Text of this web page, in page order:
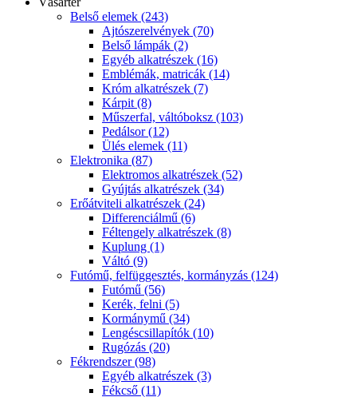
Belső elemek (243)
Ajtószerelvények (70)
Belső lámpák (2)
Egyéb alkatrészek (16)
Emblémák, matricák (14)
Króm alkatrészek (7)
Kárpit (8)
Műszerfal, váltóboksz (103)
Pedálsor (12)
Ülés elemek (11)
Elektronika (87)
Elektromos alkatrészek (52)
Gyújtás alkatrészek (34)
Erőátviteli alkatrészek (24)
Differenciálmű (6)
Féltengely alkatrészek (8)
Kuplung (1)
Váltó (9)
Futómű, felfüggesztés, kormányzás (124)
Futómű (56)
Kerék, felni (5)
Kormánymű (34)
Lengéscsillapítók (10)
Rugózás (20)
Fékrendszer (98)
Egyéb alkatrészek (3)
Fékcső (11)